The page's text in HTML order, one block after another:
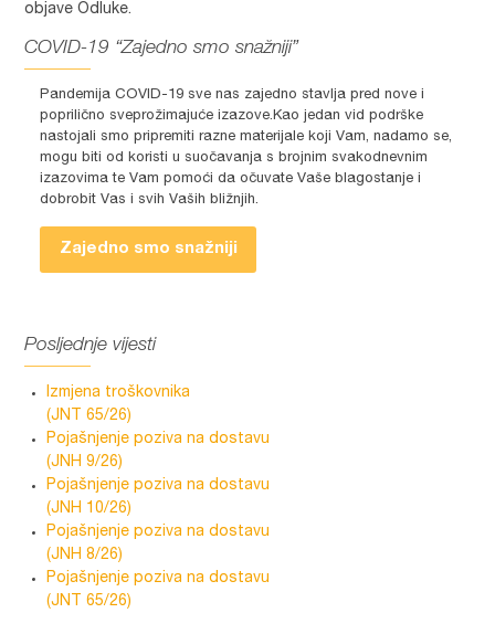
objave Odluke.
COVID-19 “Zajedno smo snažniji”
Pandemija COVID-19 sve nas zajedno stavlja pred nove i
poprilično sveprožimajuće izazove.Kao jedan vid podrške
nastojali smo pripremiti razne materijale koji Vam, nadamo se,
mogu biti od koristi u suočavanja s brojnim svakodnevnim
izazovima te Vam pomoći da očuvate Vaše blagostanje i
dobrobit Vas i svih Vaših bližnjih.
Zajedno smo snažniji
Posljednje vijesti
Izmjena troškovnika
(JNT 65/26)
Pojašnjenje poziva na dostavu
(JNH 9/26)
Pojašnjenje poziva na dostavu
(JNH 10/26)
Pojašnjenje poziva na dostavu
(JNH 8/26)
Pojašnjenje poziva na dostavu
(JNT 65/26)